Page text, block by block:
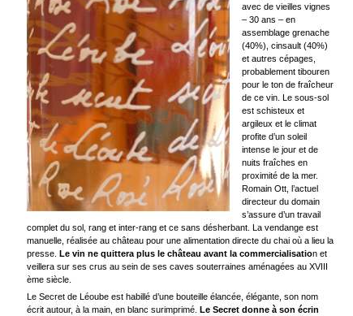
avec de vieilles vignes
– 30 ans – en
assemblage grenache
(40%), cinsault (40%)
et autres cépages,
probablement tibouren
pour le ton de fraîcheur
de ce vin. Le sous-sol
est schisteux et
argileux et le climat
profite d’un soleil
intense le jour et de
nuits fraîches en
proximité de la mer.
Romain Ott, l’actuel
directeur du domain
s’assure d’un travail
complet du sol, rang et inter-rang et ce sans désherbant. La vendange est
manuelle, réalisée au château pour une alimentation directe du chai où a lieu la
presse. Le vin ne quittera plus le château avant la commercialisation et
veillera sur ses crus au sein de ses caves souterraines aménagées au XVIII
ème siècle.
Le Secret de Léoube est habillé d’une bouteille élancée, élégante, son nom
écrit autour, à la main, en blanc surimprimé. Le Secret donne à son écrin